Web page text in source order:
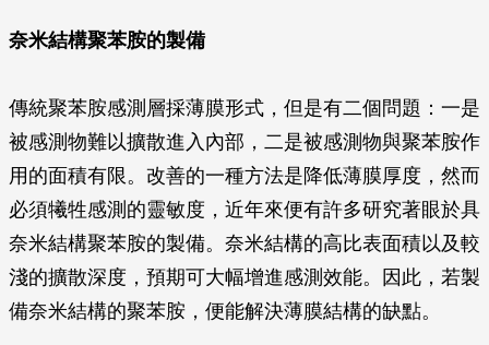
奈米結構聚苯胺的製備
傳統聚苯胺感測層採薄膜形式，但是有二個問題：一是
被感測物難以擴散進入內部，二是被感測物與聚苯胺作
用的面積有限。改善的一種方法是降低薄膜厚度，然而
必須犧牲感測的靈敏度，近年來便有許多研究著眼於具
奈米結構聚苯胺的製備。奈米結構的高比表面積以及較
淺的擴散深度，預期可大幅增進感測效能。因此，若製
備奈米結構的聚苯胺，便能解決薄膜結構的缺點。